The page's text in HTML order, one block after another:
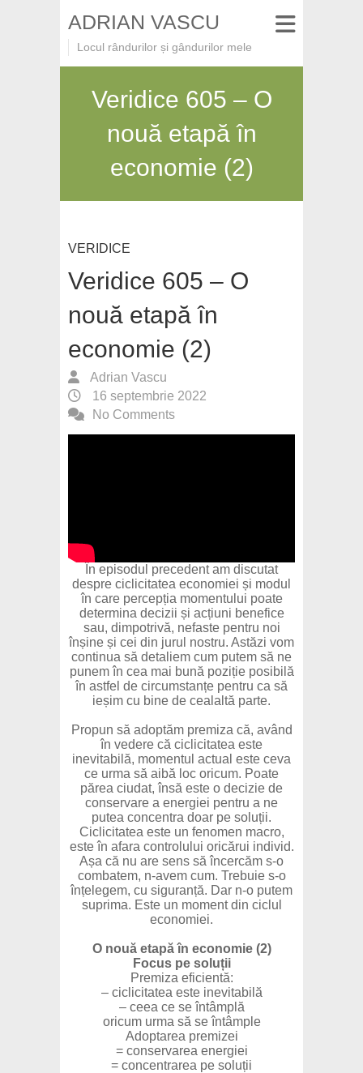
ADRIAN VASCU
Locul rândurilor și gândurilor mele
Veridice 605 – O
nouă etapă în
economie (2)
VERIDICE
Veridice 605 – O
nouă etapă în
economie (2)
Adrian Vascu
16 septembrie 2022
No Comments
În episodul precedent am discutat
despre ciclicitatea economiei și modul
în care percepția momentului poate
determina decizii și acțiuni benefice
sau, dimpotrivă, nefaste pentru noi
înșine și cei din jurul nostru. Astăzi vom
continua să detaliem cum putem să ne
punem în cea mai bună poziție posibilă
în astfel de circumstanțe pentru ca să
ieșim cu bine de cealaltă parte.
Propun să adoptăm premiza că, având
în vedere că ciclicitatea este
inevitabilă, momentul actual este ceva
ce urma să aibă loc oricum. Poate
părea ciudat, însă este o decizie de
conservare a energiei pentru a ne
putea concentra doar pe soluții.
Ciclicitatea este un fenomen macro,
este în afara controlului oricărui individ.
Așa că nu are sens să încercăm s-o
combatem, n-avem cum. Trebuie s-o
înțelegem, cu siguranță. Dar n-o putem
suprima. Este un moment din ciclul
economiei.
O nouă etapă în economie (2)
Focus pe soluții
Premiza eficientă:
– ciclicitatea este inevitabilă
– ceea ce se întâmplă
oricum urma să se întâmple
Adoptarea premizei
= conservarea energiei
= concentrarea pe soluții